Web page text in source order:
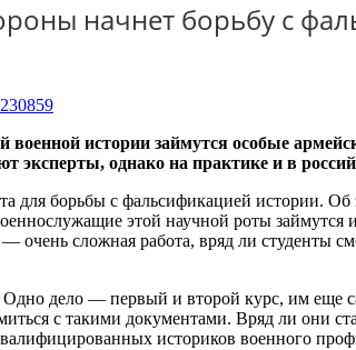
начнет борьбу с
истории займутся особые
эксперты, однако на практике и в
для борьбы с фальсификацией истории.
этой научной роты
очень сложная работа, вряд ли
Одно дело — первый и второй курс, им
с такими документами. Вряд ли они
историков военного